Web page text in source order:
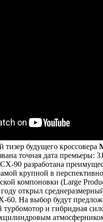
будущего кроссовера
точная дата премьеры:
90 разработана
крупной в
компоновки (Large
открыл
60. На выбор будут
и гибридная